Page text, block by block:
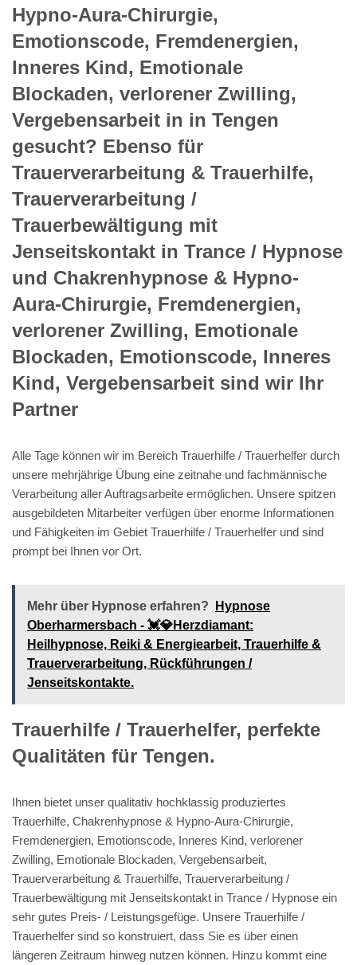
Hypno-Aura-Chirurgie,
Emotionscode, Fremdenergien,
Inneres Kind, Emotionale
Blockaden, verlorener Zwilling,
Vergebensarbeit in in Tengen
gesucht? Ebenso für
Trauerverarbeitung & Trauerhilfe,
Trauerverarbeitung /
Trauerbewältigung mit
Jenseitskontakt in Trance / Hypnose
und Chakrenhypnose & Hypno-
Aura-Chirurgie, Fremdenergien,
verlorener Zwilling, Emotionale
Blockaden, Emotionscode, Inneres
Kind, Vergebensarbeit sind wir Ihr
Partner
Alle Tage können wir im Bereich Trauerhilfe / Trauerhelfer durch
unsere mehrjährige Übung eine zeitnahe und fachmännische
Verarbeitung aller Auftragsarbeite ermöglichen. Unsere spitzen
ausgebildeten Mitarbeiter verfügen über enorme Informationen
und Fähigkeiten im Gebiet Trauerhilfe / Trauerhelfer und sind
prompt bei Ihnen vor Ort.
Mehr über Hypnose erfahren?
Hypnose
Oberharmersbach - 💓️💎Herzdiamant:
Heilhypnose, Reiki & Energiearbeit, Trauerhilfe &
Trauerverarbeitung, Rückführungen /
Jenseitskontakte.
Trauerhilfe / Trauerhelfer, perfekte
Qualitäten für Tengen.
Ihnen bietet unser qualitativ hochklassig produziertes
Trauerhilfe, Chakrenhypnose & Hypno-Aura-Chirurgie,
Fremdenergien, Emotionscode, Inneres Kind, verlorener
Zwilling, Emotionale Blockaden, Vergebensarbeit,
Trauerverarbeitung & Trauerhilfe, Trauerverarbeitung /
Trauerbewältigung mit Jenseitskontakt in Trance / Hypnose ein
sehr gutes Preis- / Leistungsgefüge. Unsere Trauerhilfe /
Trauerhelfer sind so konstruiert, dass Sie es über einen
längeren Zeitraum hinweg nutzen können. Hinzu kommt eine